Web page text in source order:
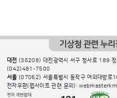
기상청 관련 누리
대전 (35208) 대전광역시 서구 청사로 189
(042)481-7500
서울 (07062) 서울특별시 동작구 여의대방
전자우편(웹사이트 관련 문의):